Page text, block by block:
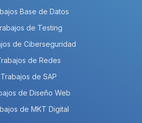
Base de Datos
de Testing
de Ciberseguridad
de Redes
Trabajos de SAP
de Diseño Web
de MKT Digital